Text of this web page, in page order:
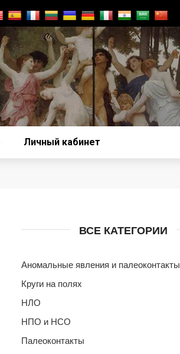
Личный кабинет
ВСЕ КАТЕГОРИИ
Аномальные явления и палеоконтакты
Круги на полях
НЛО
НПО и НСО
Палеоконтакты